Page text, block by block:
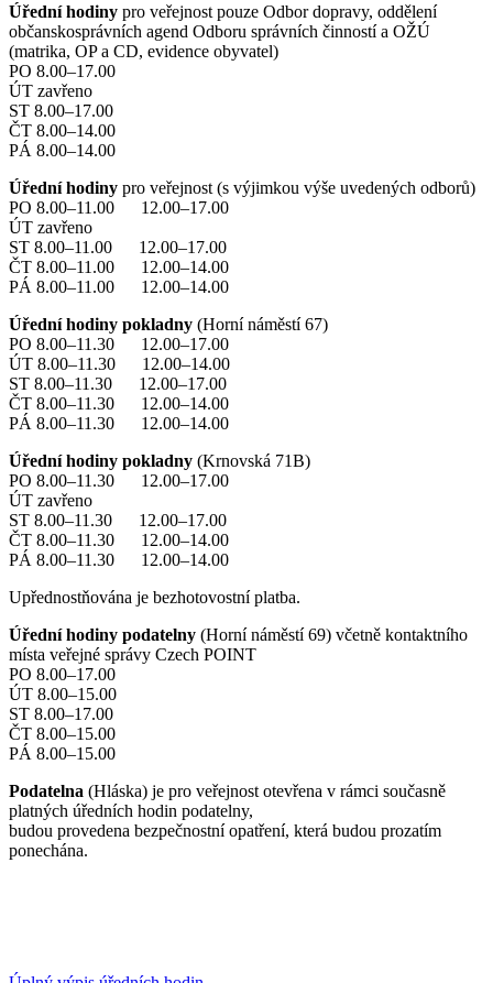
Úřední hodiny pro veřejnost pouze Odbor dopravy, oddělení
občanskosprávních agend Odboru správních činností a OŽÚ
(matrika, OP a CD, evidence obyvatel)
PO 8.00–17.00
ÚT zavřeno
ST 8.00–17.00
ČT 8.00–14.00
PÁ 8.00–14.00
Úřední hodiny pro veřejnost (s výjimkou výše uvedených odborů)
PO 8.00–11.00 12.00–17.00
ÚT zavřeno
ST 8.00–11.00 12.00–17.00
ČT 8.00–11.00 12.00–14.00
PÁ 8.00–11.00 12.00–14.00
Úřední hodiny pokladny (Horní náměstí 67)
PO 8.00–11.30 12.00–17.00
ÚT 8.00–11.30 12.00–14.00
ST 8.00–11.30 12.00–17.00
ČT 8.00–11.30 12.00–14.00
PÁ 8.00–11.30 12.00–14.00
Úřední hodiny pokladny (Krnovská 71B)
PO 8.00–11.30 12.00–17.00
ÚT zavřeno
ST 8.00–11.30 12.00–17.00
ČT 8.00–11.30 12.00–14.00
PÁ 8.00–11.30 12.00–14.00
Upřednostňována je bezhotovostní platba.
Úřední hodiny podatelny (Horní náměstí 69) včetně kontaktního
místa veřejné správy Czech POINT
PO 8.00–17.00
ÚT 8.00–15.00
ST 8.00–17.00
ČT 8.00–15.00
PÁ 8.00–15.00
Podatelna (Hláska) je pro veřejnost otevřena v rámci současně
platných úředních hodin podatelny,
budou provedena bezpečnostní opatření, která budou prozatím
ponechána.